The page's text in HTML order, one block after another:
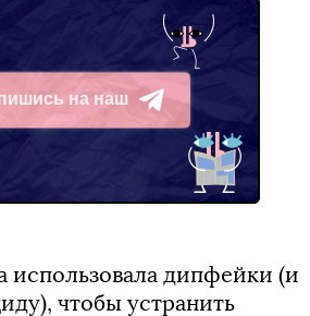
на наш
дипфейки (и
чтобы устранить